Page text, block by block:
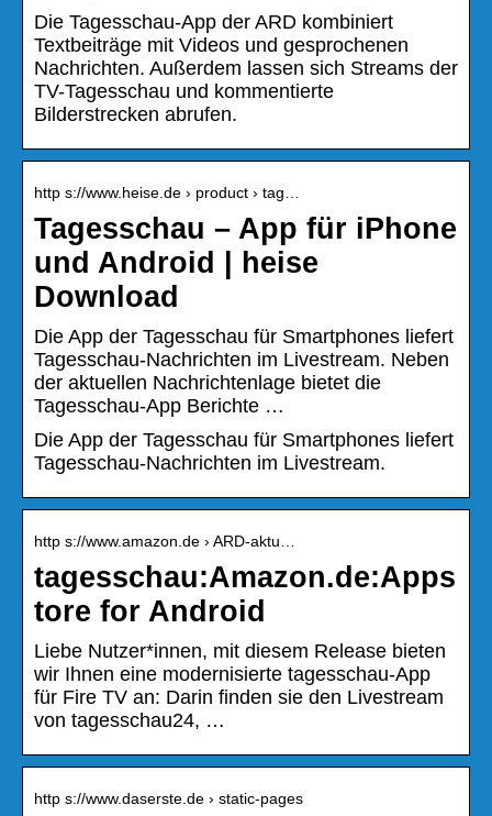
Die Tagesschau-App der ARD kombiniert
Textbeiträge mit Videos und gesprochenen
Nachrichten. Außerdem lassen sich Streams der
TV-Tagesschau und kommentierte
Bilderstrecken abrufen.
http s://www.heise.de › product › tag…
Tagesschau – App für iPhone
und Android | heise
Download
Die App der Tagesschau für Smartphones liefert
Tagesschau-Nachrichten im Livestream. Neben
der aktuellen Nachrichtenlage bietet die
Tagesschau-App Berichte …
Die App der Tagesschau für Smartphones liefert
Tagesschau-Nachrichten im Livestream.
http s://www.amazon.de › ARD-aktu…
tagesschau:Amazon.de:Apps
tore for Android
Liebe Nutzer*innen, mit diesem Release bieten
wir Ihnen eine modernisierte tagesschau-App
für Fire TV an: Darin finden sie den Livestream
von tagesschau24, …
http s://www.daserste.de › static-pages